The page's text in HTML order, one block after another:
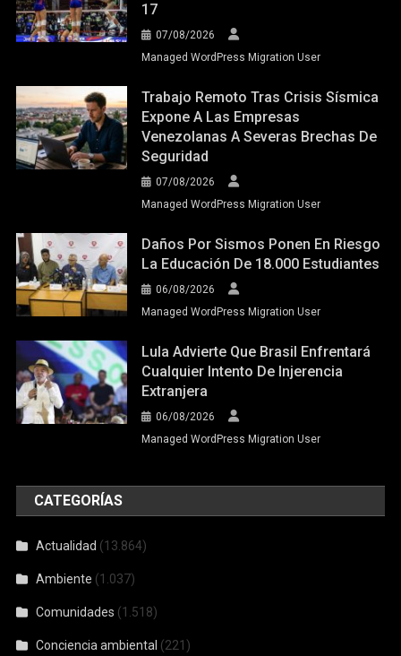
17
07/08/2026
Managed WordPress Migration User
Trabajo Remoto Tras Crisis Sísmica
Expone A Las Empresas
Venezolanas A Severas Brechas De
Seguridad
07/08/2026
Managed WordPress Migration User
Daños Por Sismos Ponen En Riesgo
La Educación De 18.000 Estudiantes
06/08/2026
Managed WordPress Migration User
Lula Advierte Que Brasil Enfrentará
Cualquier Intento De Injerencia
Extranjera
06/08/2026
Managed WordPress Migration User
CATEGORÍAS
Actualidad (13.864)
Ambiente (1.037)
Comunidades (1.518)
Conciencia ambiental (221)